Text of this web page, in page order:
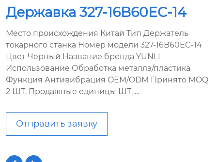
Державка 327-16B60EC-14
Место происхождения Китай Тип Держатель
токарного станка Номер модели 327-16B60EC-14
Цвет Черный Название бренда YUNLI
Использование Обработка металла/пластика
Функция Антивибрация OEM/ODM Принято MOQ
2 ШТ. Продажные единицы ШТ. …
Отправить заявку